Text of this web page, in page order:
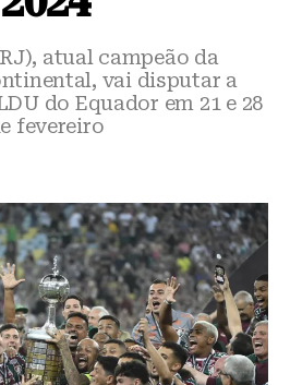
atual campeão da
vai disputar a
do Equador em 21 e 28
fevereiro